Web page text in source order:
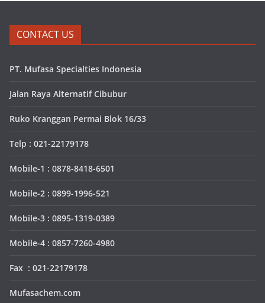
CONTACT US
PT. Mufasa Specialties Indonesia
Jalan Raya Alternatif Cibubur
Ruko Kranggan Permai Blok 16/33
Telp : 021-22179178
Mobile-1 : 0878-8418-6501
Mobile-2 : 0899-1996-521
Mobile-3 : 0895-1319-0389
Mobile-4 : 0857-7260-4980
Fax : 021-22179178
Mufasachem.com